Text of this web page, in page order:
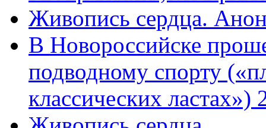
Живопись сердца.
В Новороссийске
подводному спорту
классических